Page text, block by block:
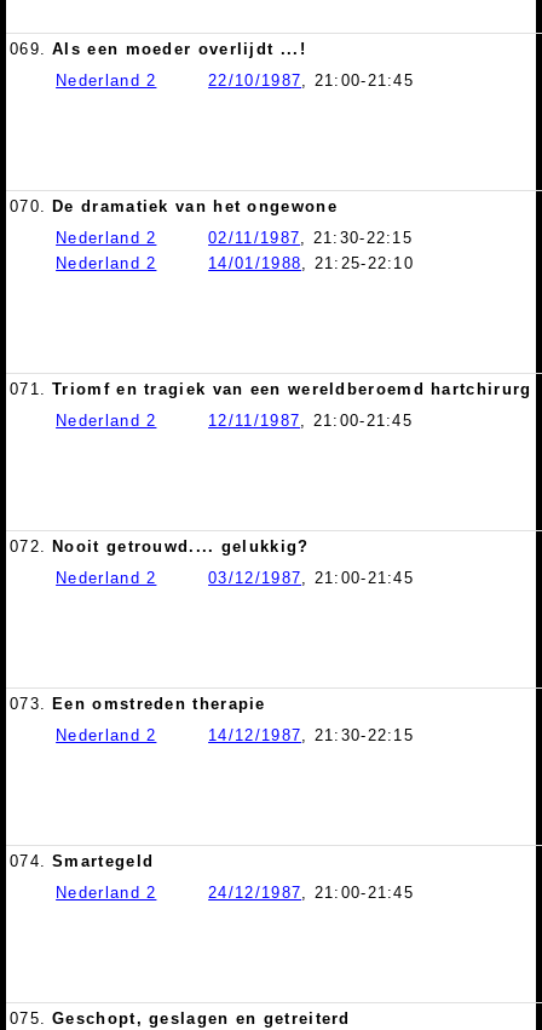
069. Als een moeder overlijdt ...!
Nederland 2
22/10/1987, 21:00-21:45
070. De dramatiek van het ongewone
Nederland 2
02/11/1987, 21:30-22:15
Nederland 2
14/01/1988, 21:25-22:10
071. Triomf en tragiek van een wereldberoemd hartchirurg
Nederland 2
12/11/1987, 21:00-21:45
072. Nooit getrouwd.... gelukkig?
Nederland 2
03/12/1987, 21:00-21:45
073. Een omstreden therapie
Nederland 2
14/12/1987, 21:30-22:15
074. Smartegeld
Nederland 2
24/12/1987, 21:00-21:45
075. Geschopt, geslagen en getreiterd